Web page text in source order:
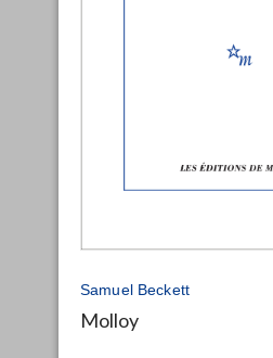
Samuel Beckett
Molloy